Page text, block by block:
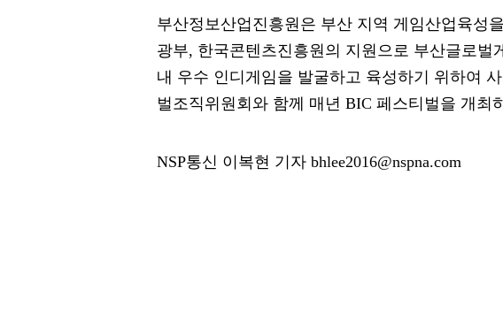
부산정보산업진흥원은 부산 지역 게임산업육성
광부, 한국콘텐츠진흥원의 지원으로 부산글로벌
내 우수 인디게임을 발굴하고 육성하기 위하여
벌조직위원회와 함께 매년 BIC 페스티벌을 개최
NSP통신 이복현 기자 bhlee2016@nspna.com